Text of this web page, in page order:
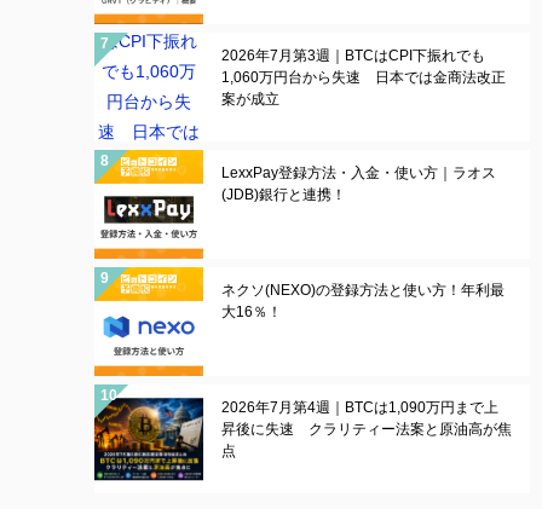
2026年7月第3週｜BTCはCPI下振れでも
1,060万円台から失速 日本では金商法改正
案が成立
LexxPay登録方法・入金・使い方｜ラオス
(JDB)銀行と連携！
ネクソ(NEXO)の登録方法と使い方！年利最
大16％！
2026年7月第4週｜BTCは1,090万円まで上
昇後に失速 クラリティー法案と原油高が焦
点